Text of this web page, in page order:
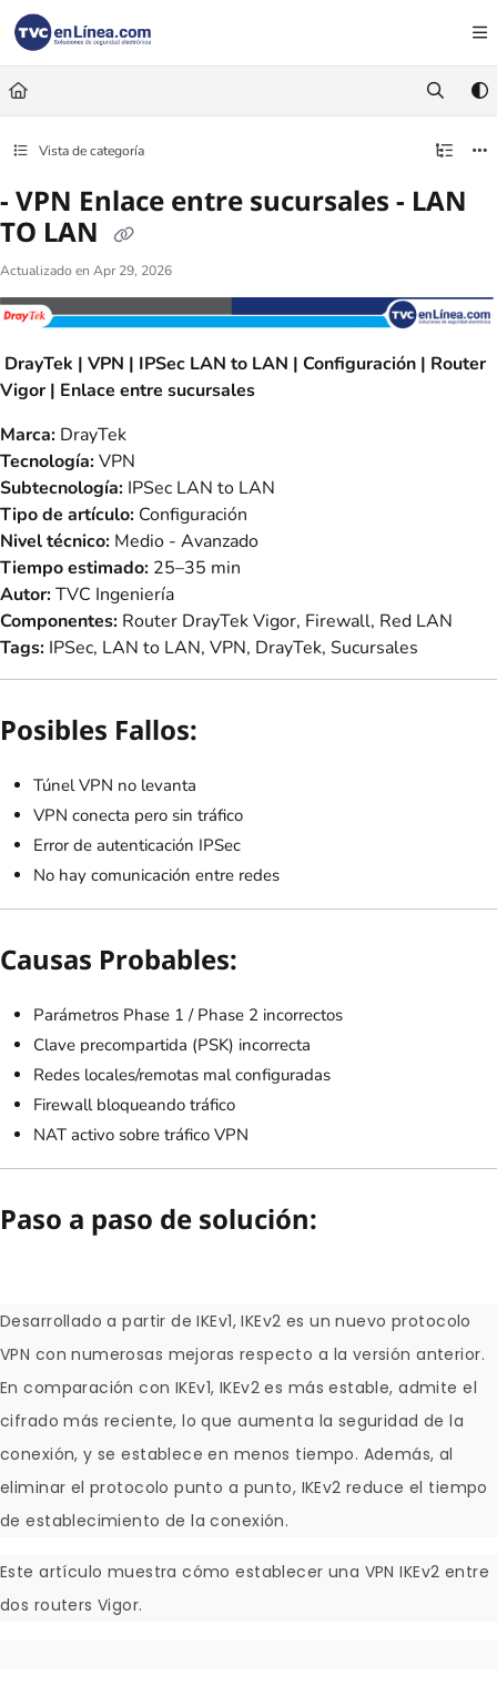
Documentation Index
Fetch the complete documentation index at:
Use this file to discover all available pages before exploring further.
Vista de categoría
- VPN Enlace entre sucursales - LAN
TO LAN
Actualizado en Apr 29, 2026
DrayTek | VPN | IPSec LAN to LAN | Configuración | Router
Vigor | Enlace entre sucursales
Marca: DrayTek
Tecnología:VPN
Subtecnología: IPSec LAN to LAN
Tipo de artículo: Configuración
Nivel técnico: Medio - Avanzado
Tiempo estimado: 25–35 min
Autor:TVC Ingeniería
Componentes: Router DrayTek Vigor, Firewall, Red LAN
Tags: IPSec, LAN to LAN, VPN, DrayTek, Sucursales
Posibles Fallos:
Túnel VPN no levanta
VPN conecta pero sin tráfico
Error de autenticación IPSec
No hay comunicación entre redes
Causas Probables:
Parámetros Phase 1 / Phase 2 incorrectos
Clave precompartida (PSK) incorrecta
Redes locales/remotas mal configuradas
Firewall bloqueando tráfico
NAT activo sobre tráfico VPN
Paso a paso de solución:
Desarrollado a partir de IKEv1, IKEv2 es un nuevo protocolo
VPN con numerosas mejoras respecto a la versión anterior.
En comparación con IKEv1, IKEv2 es más estable, admite el
cifrado más reciente, lo que aumenta la seguridad de la
conexión, y se establece en menos tiempo. Además, al
eliminar el protocolo punto a punto, IKEv2 reduce el tiempo
de establecimiento de la conexión.
Este artículo muestra cómo establecer una VPN IKEv2 entre
dos routers Vigor.